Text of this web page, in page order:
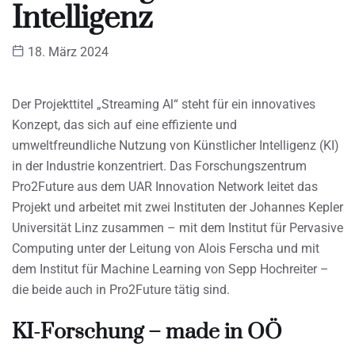
Intelligenz
18. März 2024
Der Projekttitel „Streaming Al“ steht für ein innovatives
Konzept, das sich auf eine effiziente und
umweltfreundliche Nutzung von Künstlicher Intelligenz (KI)
in der Industrie konzentriert. Das Forschungszentrum
Pro2Future aus dem UAR Innovation Network leitet das
Projekt und arbeitet mit zwei Instituten der Johannes Kepler
Universität Linz zusammen – mit dem Institut für Pervasive
Computing unter der Leitung von Alois Ferscha und mit
dem Institut für Machine Learning von Sepp Hochreiter –
die beide auch in Pro2Future tätig sind.
KI-Forschung – made in OÖ